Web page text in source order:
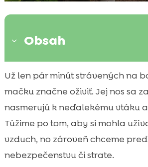
3 Obsah
 Prečo našej mačke postaviť
a aké má výhody
Pre koho je mačací výbeh
Slovensku
Plánovanie a výber miesta:
Už len pár minút strávených na
mačku značne oživiť. Jej nos sa
nasmerujú k neďalekému vtáku
Túžime po tom, aby si mohla
vzduch, no zároveň chceme
nebezpečenstvu či strate.